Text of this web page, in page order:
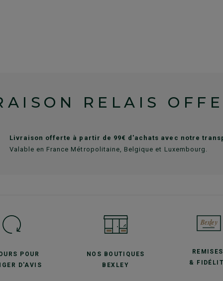
RELAIS
Livraison offerte à partir de 99€ d'achats avec notre
Valable en France Métropolitaine, Belgique et Luxembourg.
POUR
D'AVIS
NOS BOUTIQUES
BEXLEY
REMISES
&